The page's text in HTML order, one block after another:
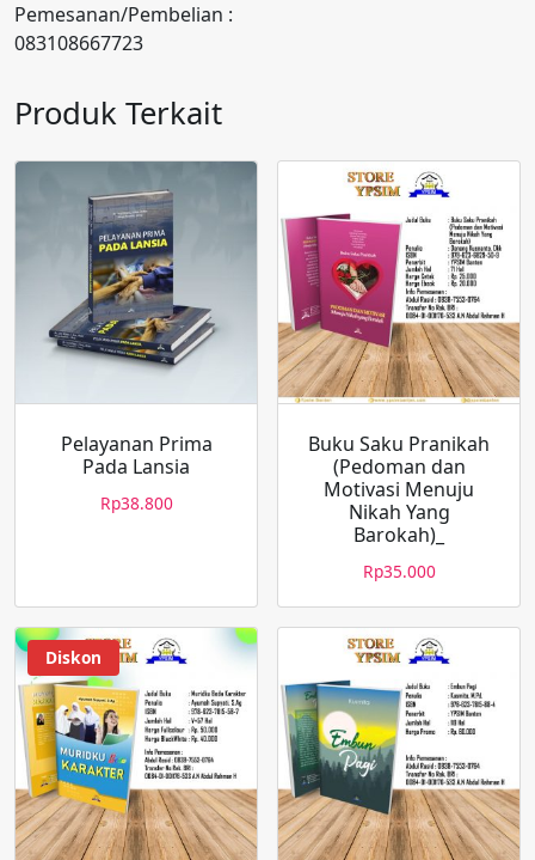
Pemesanan/Pembelian :
083108667723
Produk Terkait
Pelayanan Prima
Pada Lansia
Rp38.800
Buku Saku Pranikah
(Pedoman dan
Motivasi Menuju
Nikah Yang
Barokah)_
Rp35.000
Diskon